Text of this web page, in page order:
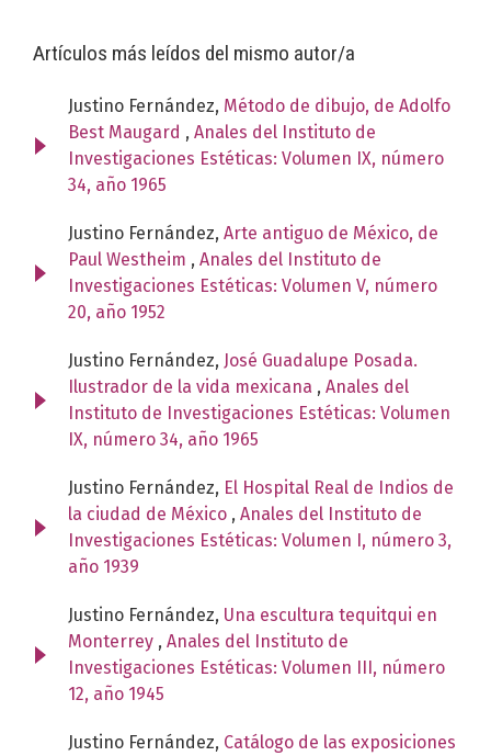
Artículos más leídos del mismo autor/a
Justino Fernández, Método de dibujo, de Adolfo
Best Maugard , Anales del Instituto de
Investigaciones Estéticas: Volumen IX, número
34, año 1965
Justino Fernández, Arte antiguo de México, de
Paul Westheim , Anales del Instituto de
Investigaciones Estéticas: Volumen V, número
20, año 1952
Justino Fernández, José Guadalupe Posada.
Ilustrador de la vida mexicana , Anales del
Instituto de Investigaciones Estéticas: Volumen
IX, número 34, año 1965
Justino Fernández, El Hospital Real de Indios de
la ciudad de México , Anales del Instituto de
Investigaciones Estéticas: Volumen I, número 3,
año 1939
Justino Fernández, Una escultura tequitqui en
Monterrey , Anales del Instituto de
Investigaciones Estéticas: Volumen III, número
12, año 1945
Justino Fernández, Catálogo de las exposiciones